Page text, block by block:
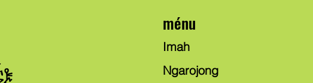
ménu
Imah
Ngarojong